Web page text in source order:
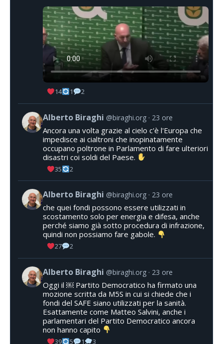
14 1 2
Alberto Biraghi @biraghi.org 23 ore
Ancora una volta grazie al cielo c'è l'Europa che
impedisce ai cialtroni che inopinatamente
occupano poltrone in Parlamento di fare ulteriori
disastri coi soldi del Paese.
35 2
Alberto Biraghi @biraghi.org 23 ore
che quei fondi possono essere utilizzati in
scostamento solo per energia e difesa, anche
perché siamo già sotto procedura di infrazione,
quindi non possiamo fare gabole.
27 2
Alberto Biraghi @biraghi.org 23 ore
Oggi il ￼ Partito Democratico ha firmato una
mozione scritta da M5S in cui si chiede che i
fondi del SAFE siano utilizzati per la sanità.
Esattamente come Matteo Salvini, anche i
parlamentari del Partito Democratico ancora
non hanno capito
39 5 1 3